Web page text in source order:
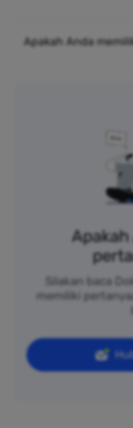
Apakah Anda
Silakan baca
memiliki